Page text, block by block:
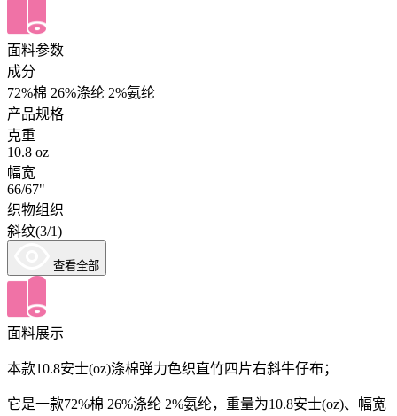
面料参数
成分
72%棉 26%涤纶 2%氨纶
产品规格
克重
10.8 oz
幅宽
66/67"
织物组织
斜纹(3/1)
查看全部
面料展示
本款10.8安士(oz)涤棉弹力色织直竹四片右斜牛仔布；
它是一款72%棉 26%涤纶 2%氨纶，重量为10.8安士(oz)、幅宽